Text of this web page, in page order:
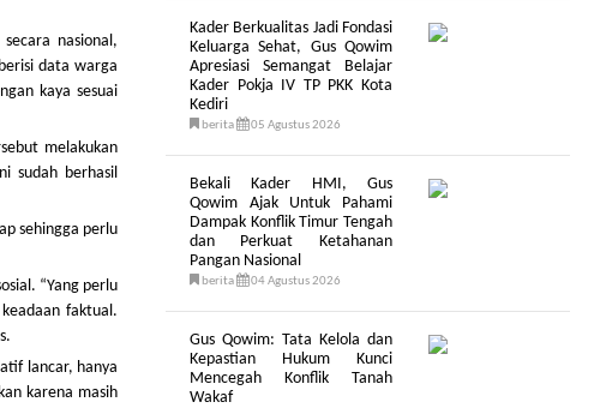
nasional,
data warga
kaya sesuai
melakukan
sudah berhasil
sehingga perlu
“Yang perlu
faktual.
lancar, hanya
karena masih
Kader Berkualitas Jadi Fondasi
Keluarga Sehat, Gus Qowim
Apresiasi Semangat Belajar
Kader Pokja IV TP PKK Kota
Kediri
berita 05 Agustus 2026
Bekali Kader HMI, Gus
Qowim Ajak Untuk Pahami
Dampak Konflik Timur Tengah
dan Perkuat Ketahanan
Pangan Nasional
berita 04 Agustus 2026
Gus Qowim: Tata Kelola dan
Kepastian Hukum Kunci
Mencegah Konflik Tanah
Wakaf